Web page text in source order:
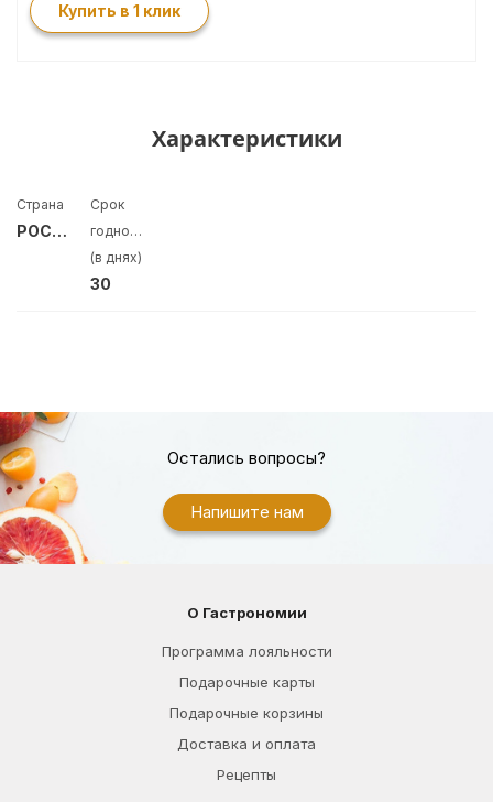
Купить в 1 клик
Характеристики
Страна
РОССИЯ
Срок
годности
(в днях)
30
Остались вопросы?
Напишите нам
О Гастрономии
Программа лояльности
Подарочные карты
Подарочные корзины
Доставка и оплата
Рецепты